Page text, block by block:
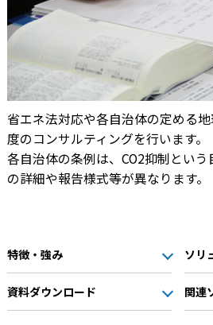
省エネ法対応や各自治体の定める
度のコンサルティングを行います。
各自治体の条例は、CO2抑制とい
の詳細や報告様式等が異なります。
特徴・強み ソリ
資料ダウンロード 関連